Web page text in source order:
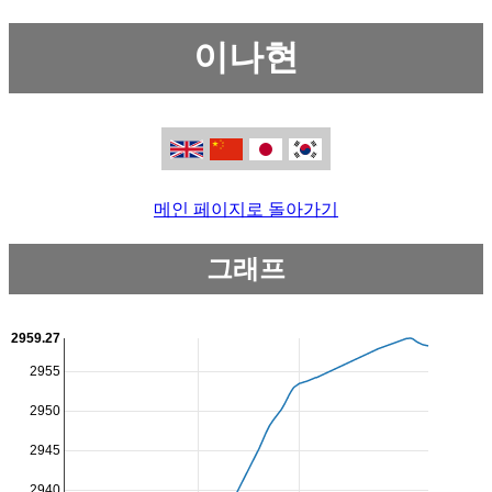
이나현
메인 페이지로 돌아가기
그래프
2945
2950
2955
2959.27